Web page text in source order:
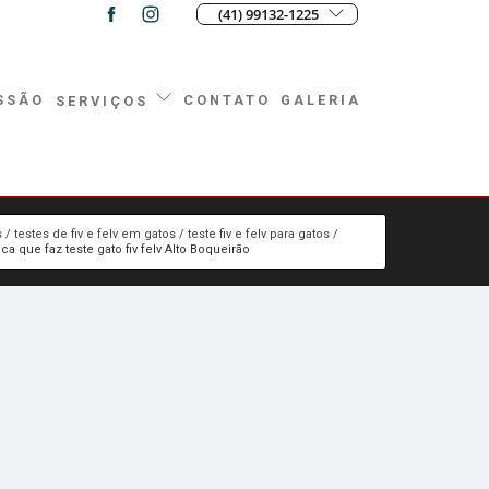
(41) 99132-1225
SERVIÇOS CONTATO GALERIA
testes de fiv e felv em gatos
teste fiv e felv para gatos
que faz teste gato fiv felv Alto Boqueirão